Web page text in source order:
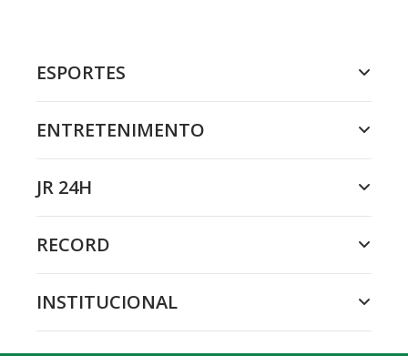
ESPORTES
ENTRETENIMENTO
JR 24H
RECORD
INSTITUCIONAL